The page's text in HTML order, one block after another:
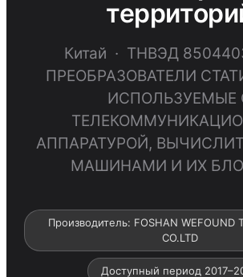
Китай · ТНВЭД
ПРЕОБРАЗОВАТЕЛИ
ИСПОЛЬЗУЕМЫЕ
АППАРАТУРОЙ,
МАШИНАМИ И ИХ
Производитель: FOSHAN WEFOUND
CO.LTD
Доступный период